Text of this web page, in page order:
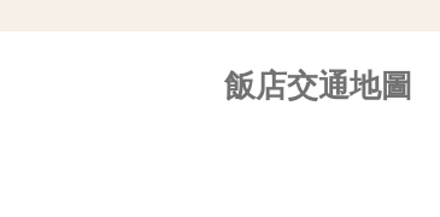
飯店交通地圖